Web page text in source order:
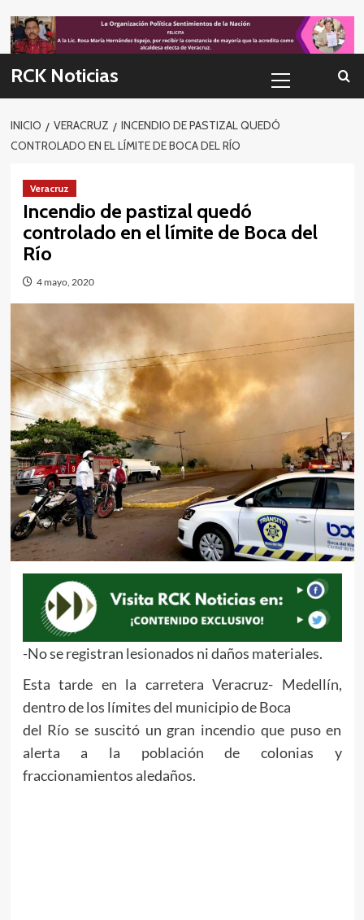
to
content
RCK Noticias
primario
INICIO VERACRUZ
INCENDIO DE PASTIZAL QUEDÓ
CONTROLADO EN EL LÍMITE DE BOCA DEL RÍO
Veracruz
Incendio de pastizal quedó
controlado en el límite de Boca del
Río
4 mayo, 2020
-No se registran lesionados ni daños materiales.
Esta tarde en la carretera Veracruz- Medellín,
dentro de los límites del municipio de Boca
del Río se suscitó un gran incendio que puso en
alerta a la población de colonias y
fraccionamientos aledaños.